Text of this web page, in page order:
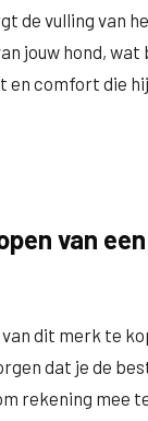
de vulling van
jouw hond,
en comfort die
van
dit merk te
dat je de
rekening mee